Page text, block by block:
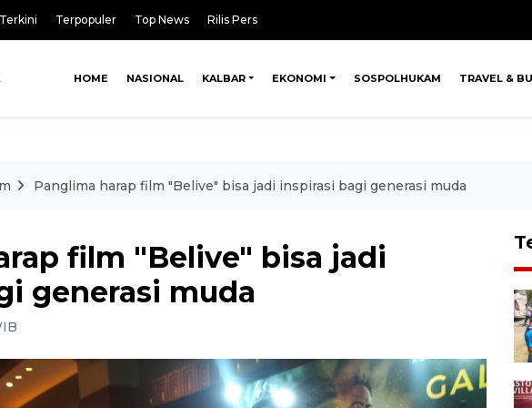
Terkini Terpopuler Top News Rilis Pers
HOME NASIONAL KALBAR EKONOMI SOSPOLHUKAM TRAVEL &
Panglima harap film "Belive" bisa jadi inspirasi bagi generasi muda
film "Belive" bisa jadi
generasi muda